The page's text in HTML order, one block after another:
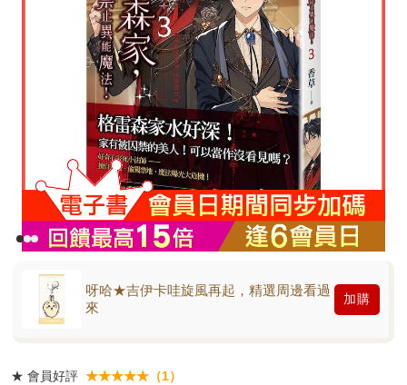
呀哈★吉伊卡哇旋風再起，精選周邊看過
來
加購
★ 會員好評 ★★★★★（1）